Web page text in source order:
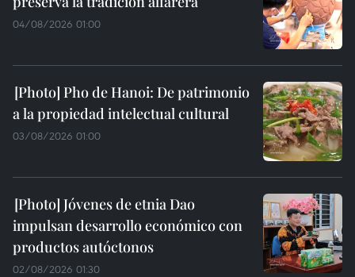
04/08/2026 01:00
Pho de Hanoi: De patrimonio
a la propiedad intelectual cultural
03/08/2026 01:00
Jóvenes de etnia Dao
impulsan desarrollo económico con
productos autóctonos
02/08/2026 01:30